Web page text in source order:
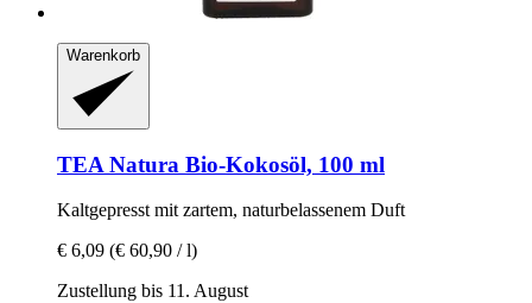
Warenkorb
TEA Natura Bio-​Kokosöl, 100 ml
Kaltgepresst mit zartem, naturbelassenem Duft
€ 6,09 (€ 60,90 / l)
Zustellung bis 11. August